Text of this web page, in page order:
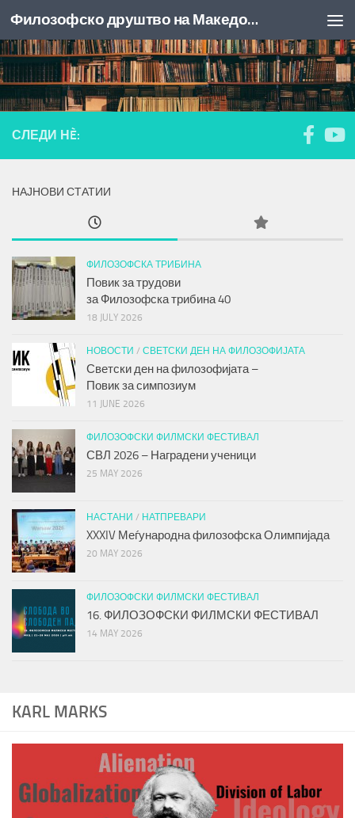
Skip to content Филозофско друштво на Македонија
KARL MARKS
СЛЕДИ НÈ:
НАЈНОВИ СТАТИИ
ФИЛОЗОФСКА ТРИБИНА
Повик за трудови
заФилозофска трибина40
18 JULY 2026
НОВОСТИ / СВЕТСКИ ДЕН НА ФИЛОЗОФИЈАТА
Светски ден на филозофијата –
Повик за симпозиум
11 JUNE 2026
ФИЛОЗОФСКИ ФИЛМСКИ ФЕСТИВАЛ
СВЛ 2026 – Наградени ученици
25 MAY 2026
НАСТАНИ / НАТПРЕВАРИ
XXXIV Меѓународна филозофска Олимпијада
20 MAY 2026
ФИЛОЗОФСКИ ФИЛМСКИ ФЕСТИВАЛ
16. ФИЛОЗОФСКИ ФИЛМСКИ ФЕСТИВАЛ
14 MAY 2026